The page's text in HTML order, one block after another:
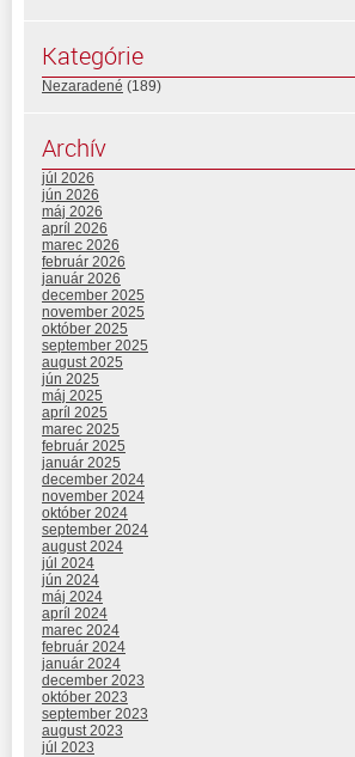
Kategórie
Nezaradené (189)
Archív
júl 2026
jún 2026
máj 2026
apríl 2026
marec 2026
február 2026
január 2026
december 2025
november 2025
október 2025
september 2025
august 2025
jún 2025
máj 2025
apríl 2025
marec 2025
február 2025
január 2025
december 2024
november 2024
október 2024
september 2024
august 2024
júl 2024
jún 2024
máj 2024
apríl 2024
marec 2024
február 2024
január 2024
december 2023
október 2023
september 2023
august 2023
júl 2023